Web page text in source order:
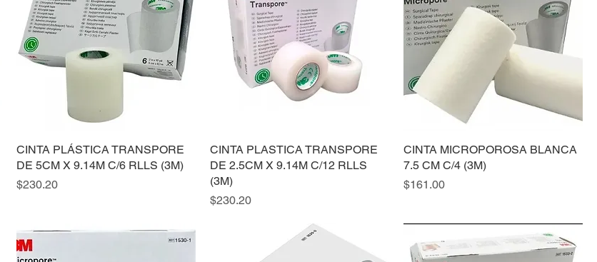
CINTA PLÁSTICA TRANSPORE
DE 5CM X 9.14M C/6 RLLS (3M)
Precio
$230.20
CINTA PLASTICA TRANSPORE
DE 2.5CM X 9.14M C/12 RLLS
(3M)
Precio
$230.20
CINTA MICROPOROSA BLANCA
7.5 CM C/4 (3M)
Precio
$161.00